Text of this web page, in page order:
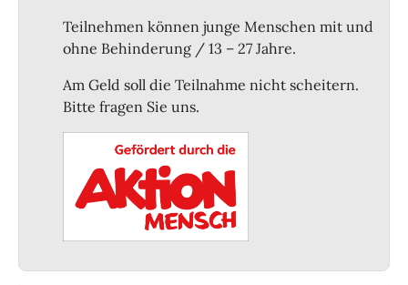
Teilnehmen können junge Menschen mit und
ohne Behinderung / 13 – 27 Jahre.
Am Geld soll die Teilnahme nicht scheitern.
Bitte fragen Sie uns.